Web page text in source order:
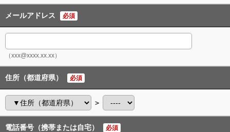
メールアドレス 必須
（xxx@xxxx.xx.xx）
住所（都道府県） 必須
＞
電話番号（携帯または自宅） 必須